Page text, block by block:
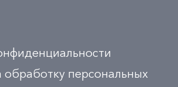
обработку персональных